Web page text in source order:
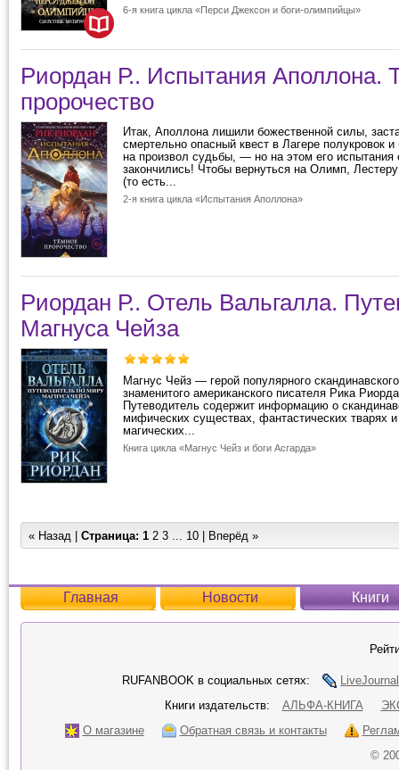
6-я книга цикла «Перси Джексон и боги-олимпийцы»
Риордан Р.. Испытания Аполлона.
пророчество
Итак, Аполлона лишили божественной силы,
смертельно опасный квест в Лагере полукровок и
на произвол судьбы, — но на этом его испытания
закончились! Чтобы вернуться на Олимп,
(то есть...
2-я книга цикла «Испытания Аполлона»
Риордан Р.. Отель Вальгалла.
Магнуса Чейза
Магнус Чейз — герой популярного
знаменитого американского писателя Рика
Путеводитель содержит информацию о
мифических существах, фантастических тварях
магических...
Книга цикла «Магнус Чейз и боги Асгарда»
« Назад | Страница: 1 2 3 ... 10 Вперёд »
Главная Новости Книги
RUFANBOOK в социальных сетях:
LiveJournal
Книги издательств:
АЛЬФА-КНИГА
О магазине
Обратная связь и контакты
©